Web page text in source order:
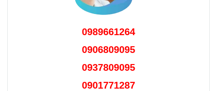
0989661264
0906809095
0937809095
0901771287